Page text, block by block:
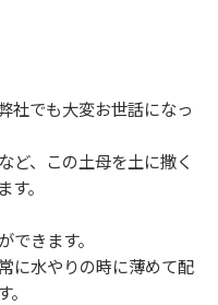
社でも大変お世話になっ
ど、この土母を土に撒く
。
きます。
に水やりの時に薄めて配